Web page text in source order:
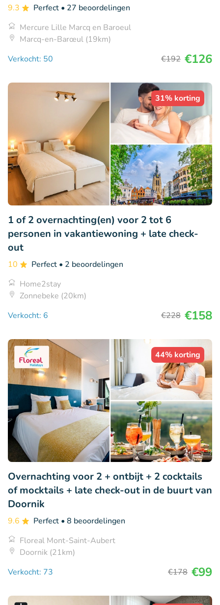
9.3 Perfect • 27 beoordelingen
Mercure Lille Marcq en Baroeul
Marcq-en-Barœul (19km)
Verkocht: 50
€192 €126
31% korting
1 of 2 overnachting(en) voor 2 tot 6
personen in vakantiewoning + late check-
out
10 Perfect • 2 beoordelingen
Home2stay
Zonnebeke (20km)
Verkocht: 6
€228 €158
44% korting
Overnachting voor 2 + ontbijt + 2 cocktails
of mocktails + late check-out in de buurt van
Doornik
9.6 Perfect • 8 beoordelingen
Floreal Mont-Saint-Aubert
Doornik (21km)
Verkocht: 73
€178 €99